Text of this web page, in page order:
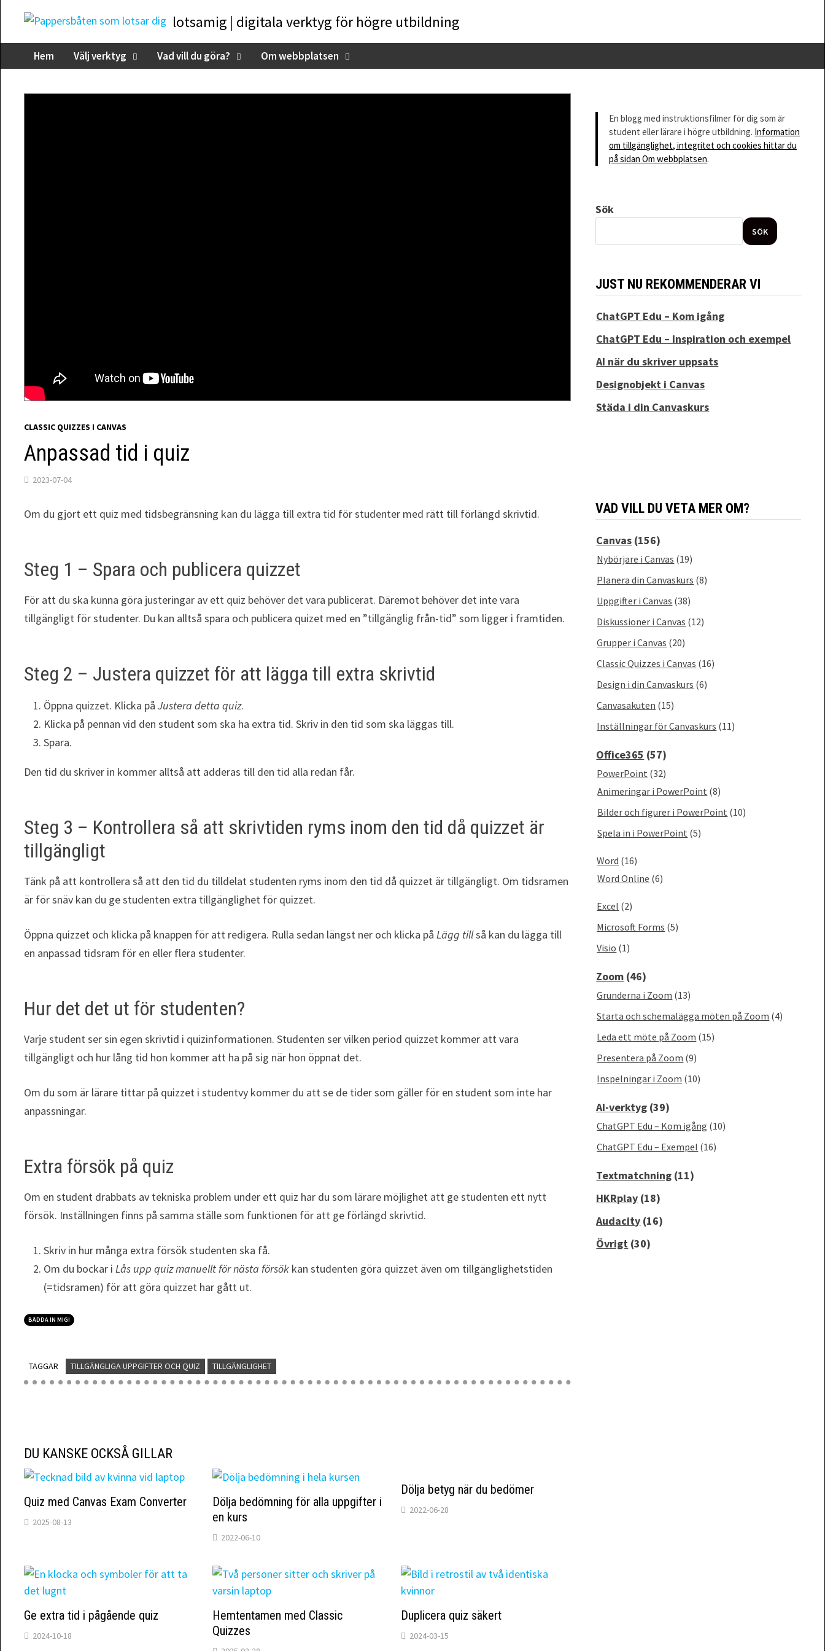
content
lotsamig | digitala verktyg för högre utbildning
Hem Välj verktyg Vad vill du göra? Om webbplatsen
CLASSIC QUIZZES I CANVAS
Anpassad tid i quiz
2023-07-04
Om du gjort ett quiz med tidsbegränsning kan du lägga till extra tid för studenter med rätt till förlängd skrivtid.
Steg 1 – Spara och publicera quizzet
För att du ska kunna göra justeringar av ett quiz behöver det vara publicerat. Däremot behöver det inte vara
tillgängligt för studenter. Du kan alltså spara och publicera quizet med en ”tillgänglig från-tid” som ligger i framtiden.
Steg 2 – Justera quizzet för att lägga till extra skrivtid
Öppna quizzet. Klicka påJustera detta quiz.
Klicka på pennan vid den student som ska ha extra tid. Skriv in den tid som ska läggas till.
Spara.
Den tid du skriver in kommer alltså att adderas till den tid alla redan får.
Steg 3 – Kontrollera så att skrivtiden ryms inom den tid då quizzet är
tillgängligt
Tänk på att kontrollera så att den tid du tilldelat studenten ryms inom den tid då quizzet är tillgängligt. Om tidsramen
är för snäv kan du ge studenten extra tillgänglighet för quizzet.
Öppna quizzet och klicka på knappen för att redigera. Rulla sedan längst ner och klicka påLägg tillså kan du lägga till
en anpassad tidsram för en eller flera studenter.
Hur det det ut för studenten?
Varje student ser sin egen skrivtid i quizinformationen. Studenten ser vilken period quizzet kommer att vara
tillgängligt och hur lång tid hon kommer att ha på sig när hon öppnat det.
Om du som är lärare tittar på quizzet i studentvy kommer du att se de tider som gäller för en student som inte har
anpassningar.
Extra försök på quiz
Om en student drabbats av tekniska problem under ett quiz har du som lärare möjlighet att ge studenten ett nytt
försök. Inställningen finns på samma ställe som funktionen för att ge förlängd skrivtid.
Skriv in hur många extra försök studenten ska få.
Om du bockar iLås upp quiz manuellt för nästa försök kan studenten göra quizzet även om tillgänglighetstiden
(=tidsramen) för att göra quizzet har gått ut.
BÄDDA IN MIG!
TAGGAR TILLGÄNGLIGA UPPGIFTER OCH QUIZ TILLGÄNGLIGHET
DU KANSKE OCKSÅ GILLAR
Quiz med Canvas Exam Converter
2025-08-13
Dölja bedömning för alla uppgifter i
en kurs
2022-06-10
Dölja betyg när du bedömer
2022-06-28
Ge extra tid i pågående quiz
2024-10-18
Hemtentamen med Classic
Quizzes
Duplicera quiz säkert
2024-03-15
En blogg med instruktionsfilmer för dig som är
student eller lärare i högre utbildning. Information
om tillgänglighet, integritet och cookies hittar du
på sidan Om webbplatsen.
Sök
SÖK
JUST NU REKOMMENDERAR VI
ChatGPT Edu – Kom igång
ChatGPT Edu – Inspiration och exempel
AI när du skriver uppsats
Designobjekt i Canvas
Städa i din Canvaskurs
VAD VILL DU VETA MER OM?
Canvas (156)
Nybörjare i Canvas (19)
Planera din Canvaskurs (8)
Uppgifter i Canvas (38)
Diskussioner i Canvas (12)
Grupper i Canvas (20)
Classic Quizzes i Canvas (16)
Design i din Canvaskurs (6)
Canvasakuten (15)
Inställningar för Canvaskurs (11)
Office365 (57)
PowerPoint (32)
Animeringar i PowerPoint (8)
Bilder och figurer i PowerPoint (10)
Spela in i PowerPoint (5)
Word (16)
Word Online (6)
Excel (2)
Microsoft Forms (5)
Visio (1)
Zoom (46)
Grunderna i Zoom (13)
Starta och schemalägga möten på Zoom (4)
Leda ett möte på Zoom (15)
Presentera på Zoom (9)
Inspelningar i Zoom (10)
AI-verktyg (39)
ChatGPT Edu – Kom igång (10)
ChatGPT Edu – Exempel (16)
Textmatchning (11)
HKRplay (18)
Audacity (16)
Övrigt (30)